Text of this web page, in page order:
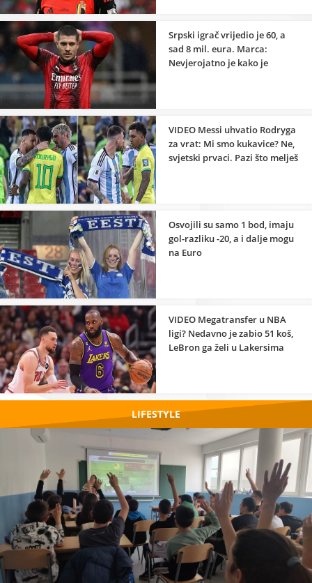
Srpski igrač vrijedio je 60, a
sad 8 mil. eura. Marca:
Nevjerojatno je kako je
VIDEO Messi uhvatio Rodryga
za vrat: Mi smo kukavice? Ne,
svjetski prvaci. Pazi što melješ
Osvojili su samo 1 bod, imaju
gol-razliku -20, a i dalje mogu
na Euro
VIDEO Megatransfer u NBA
ligi? Nedavno je zabio 51 koš,
LeBron ga želi u Lakersima
LIFESTYLE